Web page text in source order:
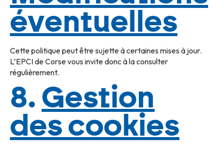
éventuelles
Cette politique peut être sujette à certaines mises à jour.
L’EPCI de Corse vous invite donc à la consulter
régulièrement.
8. Gestion
des cookies